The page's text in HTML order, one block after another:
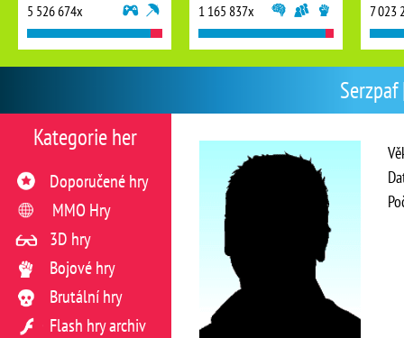
Kategorie her
Doporučené hry
MMO Hry
3D hry
Bojové hry
Brutální hry
Flash hry archiv
5 526 674x 1 165 837x 7 023